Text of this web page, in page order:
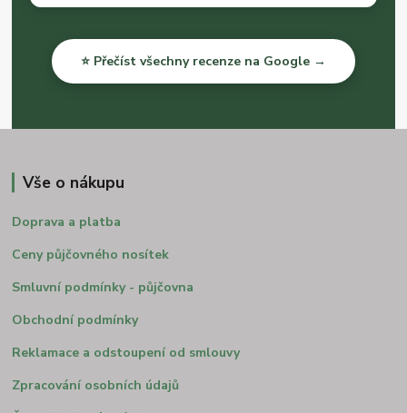
⭐ Přečíst všechny recenze na Google →
Vše o nákupu
Doprava a platba
Ceny půjčovného nosítek
Smluvní podmínky - půjčovna
Obchodní podmínky
Reklamace a odstoupení od smlouvy
Zpracování osobních údajů